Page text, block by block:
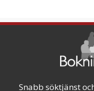
Snabb söktjänst